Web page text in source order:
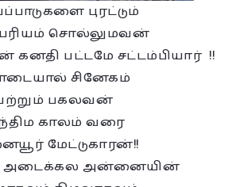
புரட்டும்
சொல்லுமவன்
கனதி பட்டமே சட்டம்பியார் !!
சினேகம்
பகலவன்
காலம் வரை
மேட்டுகாரன்!!
அடைக்கல அன்னையின்